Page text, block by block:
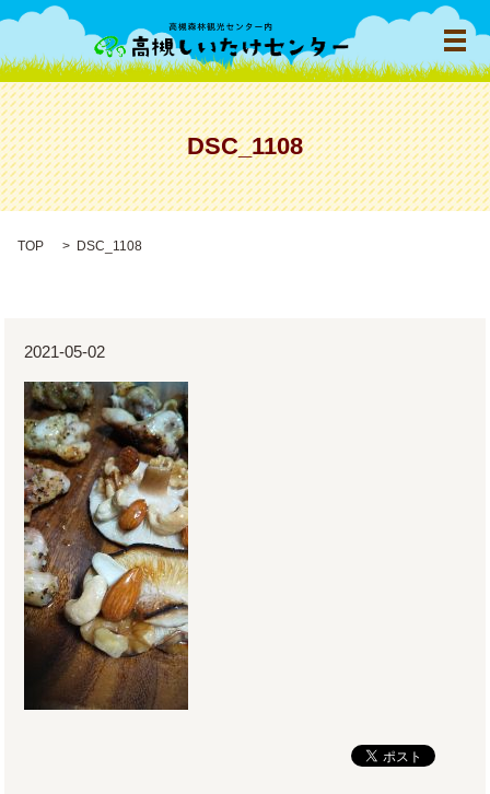
メ
DSC_1108
TOP DSC_1108
2021-05-02